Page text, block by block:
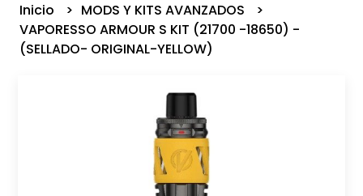
Inicio
MODS Y KITS AVANZADOS
VAPORESSO ARMOUR S KIT (21700 -18650) -
(SELLADO- ORIGINAL-YELLOW)